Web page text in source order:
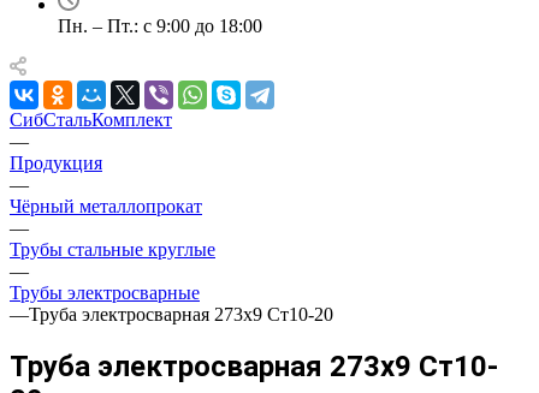
Пн. – Пт.: с 9:00 до 18:00
СибСтальКомплект
—
Продукция
—
Чёрный металлопрокат
—
Трубы стальные круглые
—
Трубы электросварные
—Труба электросварная 273х9 Ст10-20
Труба электросварная 273х9 Ст10-